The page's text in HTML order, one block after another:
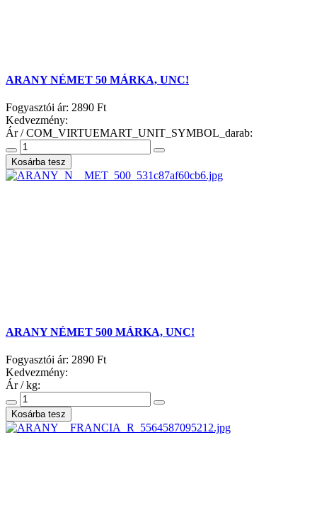
ARANY NÉMET 50 MÁRKA, UNC!
Fogyasztói ár: 2890 Ft
Kedvezmény:
Ár / COM_VIRTUEMART_UNIT_SYMBOL_darab:
ARANY NÉMET 500 MÁRKA, UNC!
Fogyasztói ár: 2890 Ft
Kedvezmény:
Ár / kg: